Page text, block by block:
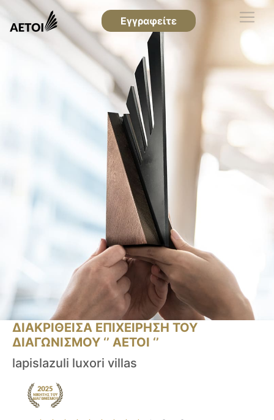
Εγγραφείτε
ΔΙΑΚΡΙΘΕΙΣΑ ΕΠΙΧΕΙΡΗΣΗ ΤΟΥ
ΔΙΑΓΩΝΙΣΜΟΥ ‘’ ΑΕΤΟΙ ‘’
lapislazuli luxori villas